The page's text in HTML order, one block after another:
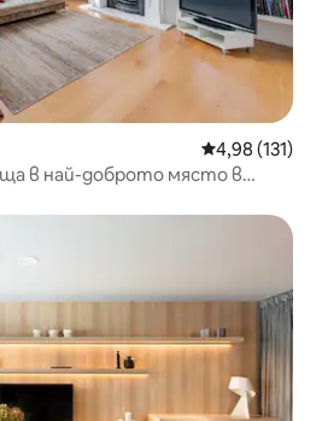
Средна
4,98 (131)
в най-доброто място в